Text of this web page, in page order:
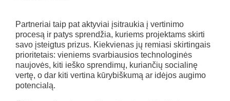
Partneriai taip pat aktyviai įsitraukia į vertinimo
procesą ir patys sprendžia, kuriems projektams skirti
savo įsteigtus prizus. Kiekvienas jų remiasi skirtingais
prioritetais: vieniems svarbiausios technologinės
naujovės, kiti ieško sprendimų, kuriančių socialinę
vertę, o dar kiti vertina kūrybiškumą ar idėjos augimo
potencialą.